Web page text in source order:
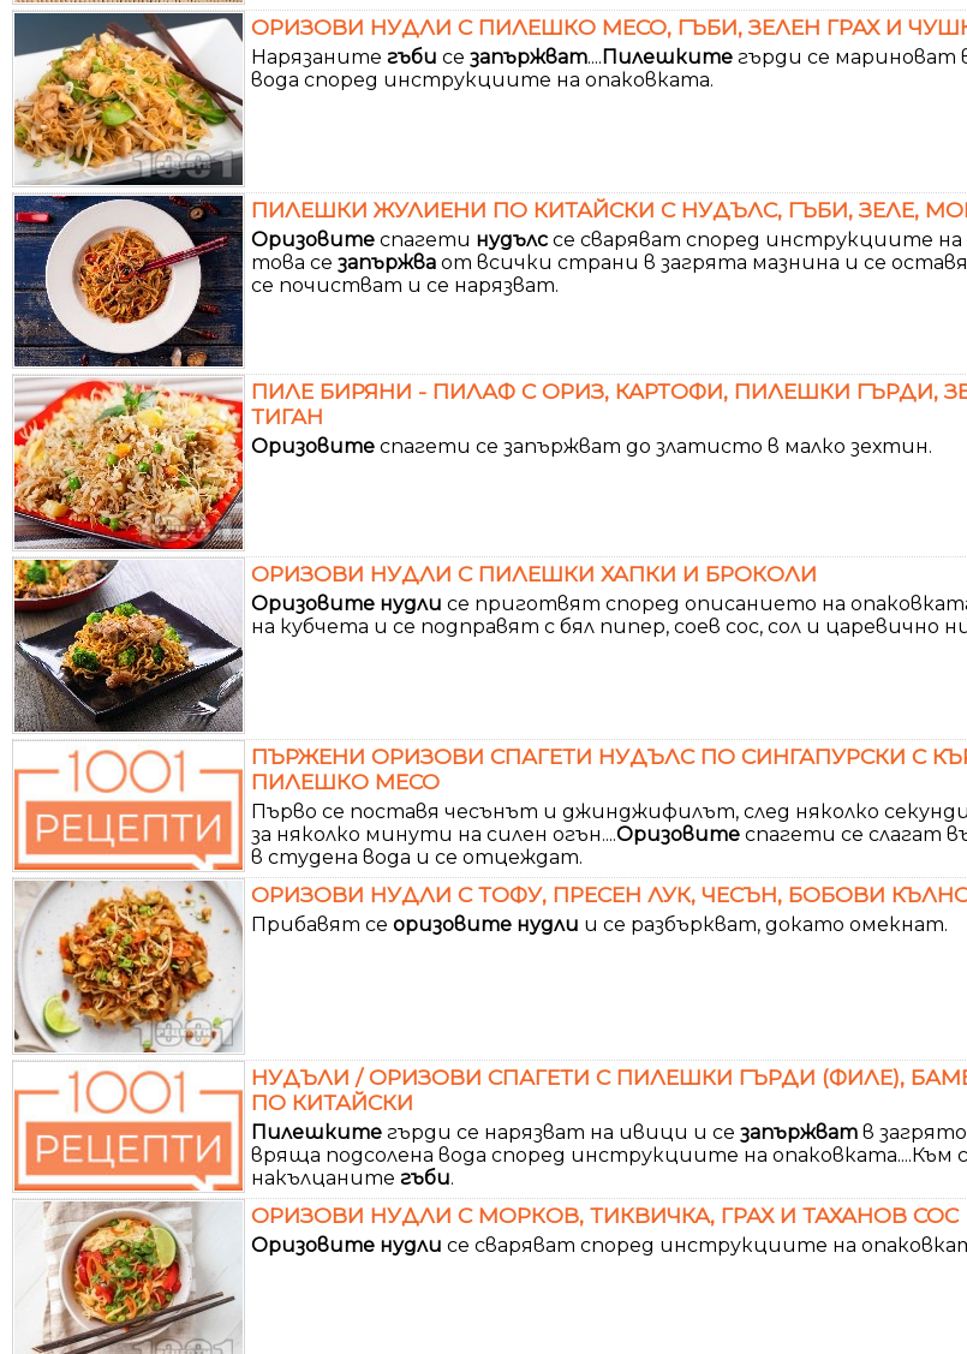
ОРИЗОВИ НУДЛИ С ПИЛЕШКО МЕСО, ГЪБИ, ЗЕЛЕН ГРАХ И
Нарязаните гъби се запържват....Пилешките гърди се мариноват
вода според инструкциите на опаковката.
ПИЛЕШКИ ЖУЛИЕНИ ПО КИТАЙСКИ С НУДЪЛС, ГЪБИ, ЗЕЛЕ,
Оризовите спагети нудълс се сваряват според инструкциите на
това се запържва от всички страни в загрята мазнина и се
се почистват и се нарязват.
ПИЛЕ БИРЯНИ - ПИЛАФ С ОРИЗ, КАРТОФИ, ПИЛЕШКИ ГЪРДИ,
ТИГАН
Оризовите спагети се запържват до златисто в малко зехтин.
ОРИЗОВИ НУДЛИ С ПИЛЕШКИ ХАПКИ И БРОКОЛИ
Оризовите нудли се приготвят според описанието на
на кубчета и се подправят с бял пипер, соев сос, сол и царевично
ПЪРЖЕНИ ОРИЗОВИ СПАГЕТИ НУДЪЛС ПО СИНГАПУРСКИ С
ПИЛЕШКО МЕСО
Първо се поставя чесънът и джинджифилът, след няколко
за няколко минути на силен огън....Оризовите спагети се слагат
в студена вода и се отцеждат.
ОРИЗОВИ НУДЛИ С ТОФУ, ПРЕСЕН ЛУК, ЧЕСЪН, БОБОВИ
Прибавят се оризовите нудли и се разбъркват, докато омекнат.
НУДЪЛИ / ОРИЗОВИ СПАГЕТИ С ПИЛЕШКИ ГЪРДИ (ФИЛЕ),
ПО КИТАЙСКИ
Пилешките гърди се нарязват на ивици и се запържват в
вряща подсолена вода според инструкциите на
накълцаните гъби.
ОРИЗОВИ НУДЛИ С МОРКОВ, ТИКВИЧКА, ГРАХ И ТАХАНОВ СОС
Оризовите нудли се сваряват според инструкциите на